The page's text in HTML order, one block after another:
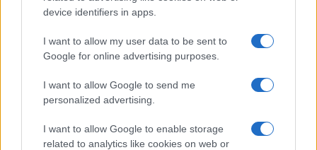
device identifiers in apps.
I want to allow my user data to be sent to
Google for online advertising purposes.
I want to allow Google to send me
personalized advertising.
I want to allow Google to enable storage
related to analytics like cookies on web or
Vuoi rimanere sempre aggiornato?
Iscriviti alla newsletter di Gallura Oggi e ricevi le nostre
email periodiche contenenti le ultime notizie pubblicate
sul sito web!
Indirizzo email*